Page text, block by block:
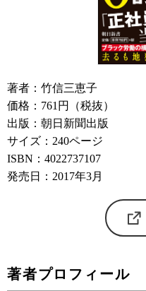
著者：竹信三恵子
価格：761円（税抜）
出版：朝日新聞出版
サイズ：240ページ
ISBN：4022737107
発売日：2017年3月
著者プロフィール